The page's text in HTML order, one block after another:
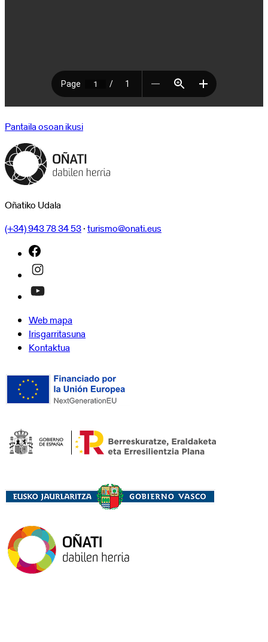
Pantaila osoan ikusi
Oñatiko Udala
(+34) 943 78 34 53·turismo@onati.eus
Web mapa
Irisgarritasuna
Kontaktua